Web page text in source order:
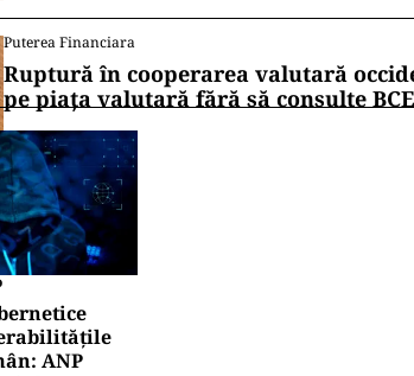
Puterea Financiara
Ruptură în cooperarea valutară
pe piața valutară fără să consulte BCE
ANP